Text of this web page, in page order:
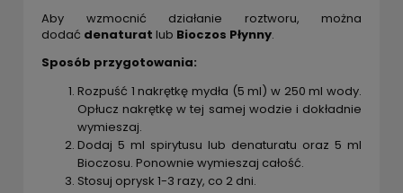
Aby wzmocnić działanie roztworu, można
dodać denaturat lub Bioczos Płynny.
Sposób przygotowania:
Rozpuść 1 nakrętkę mydła (5 ml) w 250 ml wody.
Opłucz nakrętkę w tej samej wodzie i dokładnie
wymieszaj.
Dodaj 5 ml spirytusu lub denaturatu oraz 5 ml
Bioczosu. Ponownie wymieszaj całość.
Stosuj oprysk 1-3 razy, co 2 dni.